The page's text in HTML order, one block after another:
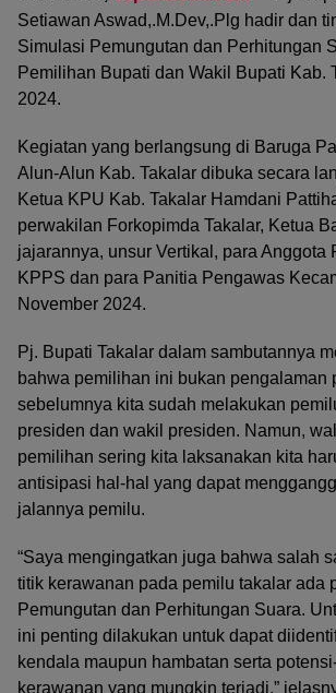
Setiawan Aswad,.M.Dev,.Plg hadir dan
Simulasi Pemungutan dan Perhitungan
Pemilihan Bupati dan Wakil Bupati Kab.
2024.
Kegiatan yang berlangsung di Baruga
Alun-Alun Kab. Takalar dibuka secara
Ketua KPU Kab. Takalar Hamdani
perwakilan Forkopimda Takalar, Ketua
jajarannya, unsur Vertikal, para Anggota
KPPS dan para Panitia Pengawas
November 2024.
Pj. Bupati Takalar dalam sambutannya
bahwa pemilihan ini bukan pengalaman
sebelumnya kita sudah melakukan
presiden dan wakil presiden. Namun,
pemilihan sering kita laksanakan kita
antisipasi hal-hal yang dapat
jalannya pemilu.
“Saya mengingatkan juga bahwa salah
titik kerawanan pada pemilu takalar ada
Pemungutan dan Perhitungan Suara.
ini penting dilakukan untuk dapat
kendala maupun hambatan serta
kerawanan yang mungkin terjadi,”